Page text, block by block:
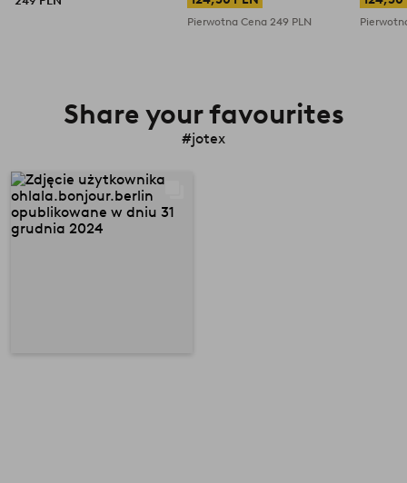
Pierwotna Cena 249 PLN
Share your favourites
#jotex